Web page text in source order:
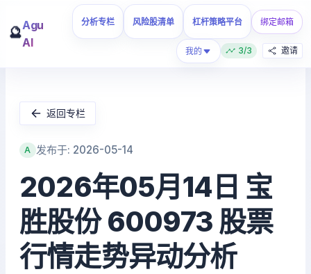
🔮Agu
AI
分析专栏 风险股清单 杠杆策略平台 绑定邮箱
我的 3/3 邀请
返回专栏
A 发布于: 2026-05-14
2026年05月14日 宝
胜股份 600973 股票
行情走势异动分析